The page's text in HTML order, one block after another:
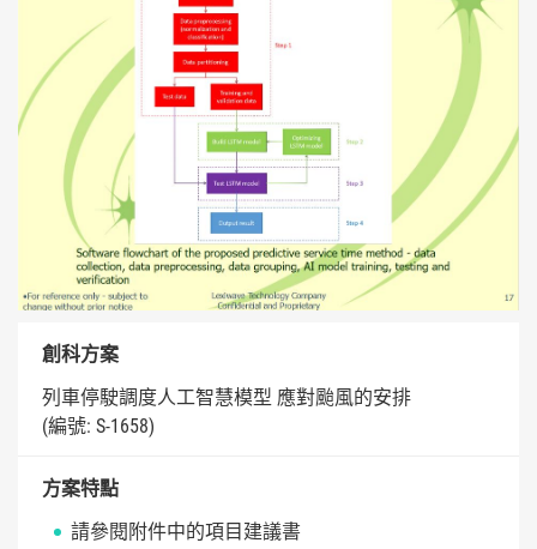
創科方案
列車停駛調度人工智慧模型 應對颱風的安排
(編號: S-1658)
方案特點
請參閱附件中的項目建議書